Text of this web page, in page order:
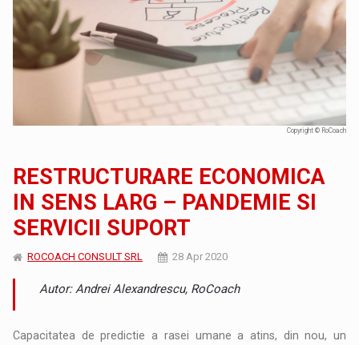
Copyright © RoCoach
RESTRUCTURARE ECONOMICA
IN SENS LARG – PANDEMIE SI
SERVICII SUPORT
ROCOACH CONSULT SRL 28 Apr 2020
Autor: Andrei Alexandrescu, RoCoach
Capacitatea de predictie a rasei umane a atins, din nou, un